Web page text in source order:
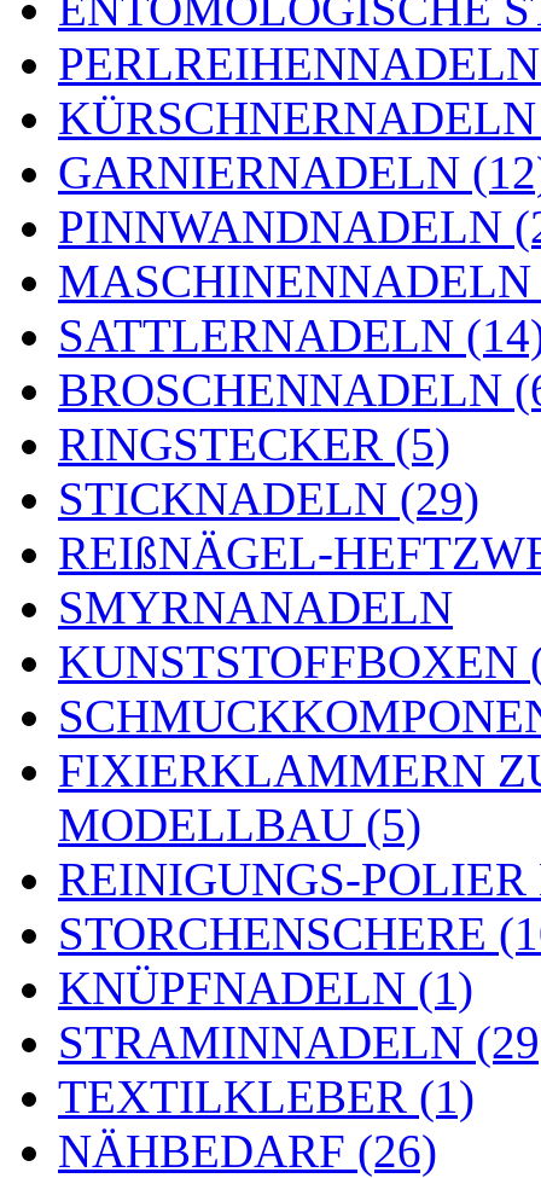
GARNIERNADELN
PINNWANDNADELN
MASCHINENNADELN
SATTLERNADELN
BROSCHENNADELN
RINGSTECKER (5)
STICKNADELN (29)
REIßNÄGEL-
SMYRNANADELN
KUNSTSTOFFBOXEN
FIXIERKLAMMERN
MODELLBAU (5)
REINIGUNGS-
STORCHENSCHERE
KNÜPFNADELN (1)
STRAMINNADELN
TEXTILKLEBER (1)
NÄHBEDARF (26)